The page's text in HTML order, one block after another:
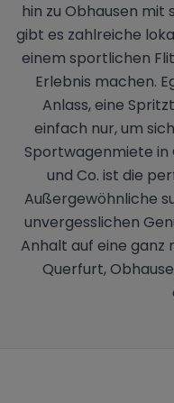
hin zu Obhausen mit
gibt es zahlreiche
einem sportlichen
Erlebnis machen.
Anlass, eine
einfach nur, um
Sportwagenmiete in
und Co. ist die
Außergewöhnliche
unvergesslichen
Anhalt auf eine ganz
Querfurt,